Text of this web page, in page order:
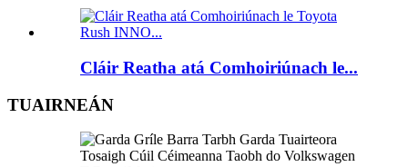
Cláir Reatha atá Comhoiriúnach le...
TUAIRNEÁN